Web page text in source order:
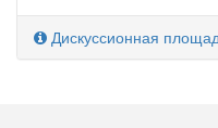
Дискуссионная